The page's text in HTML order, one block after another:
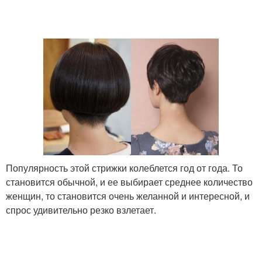
Популярность этой стрижки колеблется год от года. То
становится обычной, и ее выбирает среднее количество
женщин, то становится очень желанной и интересной, и
спрос удивительно резко взлетает.